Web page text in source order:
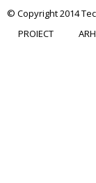
© Copyright 2014
PROIECT